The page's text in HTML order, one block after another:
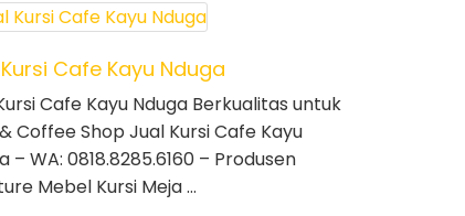
Cafe Kayu Nduga
Cafe Kayu Nduga Berkualitas untuk
Coffee Shop Jual Kursi Cafe Kayu
– WA: 0818.8285.6160 – Produsen
Mebel Kursi Meja …